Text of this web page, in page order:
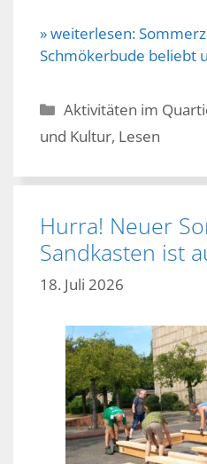
» weiterlesen:
Schmökerbude beliebt
Kategorien
Aktivitäten im
und Kultur, Lesen
Hurra! Neuer
Sandkasten ist
18. Juli 2026